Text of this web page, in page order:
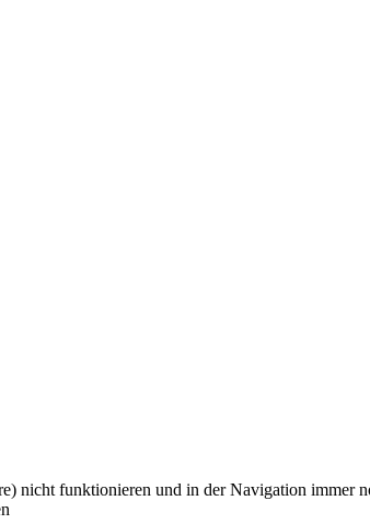
nicht funktionieren und in der Navigation immer